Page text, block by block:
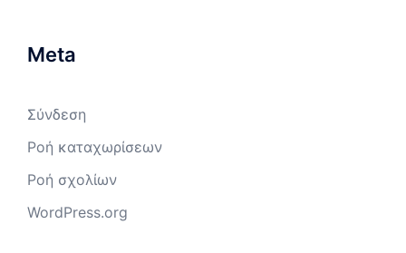
Meta
Σύνδεση
Ροή καταχωρίσεων
Ροή σχολίων
WordPress.org